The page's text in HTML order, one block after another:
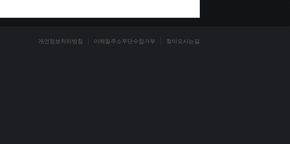
개인정보처리방침 이메일주소무단수집거부 찾아오시는길